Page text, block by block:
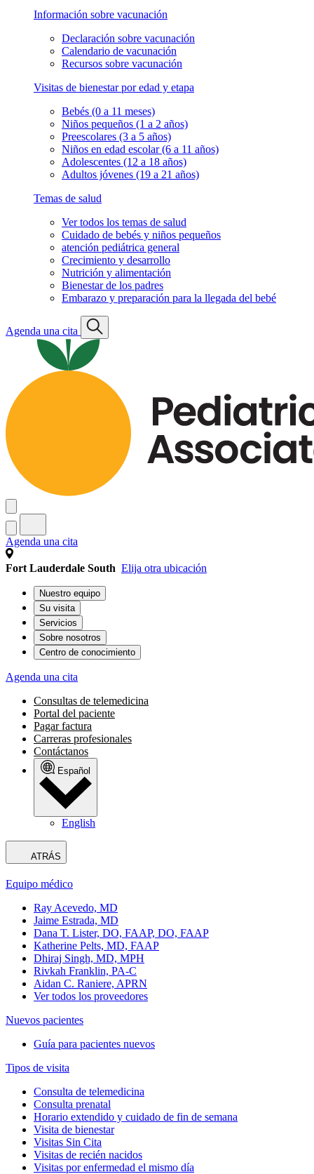
Información sobre vacunación
Declaración sobre vacunación
Calendario de vacunación
Recursos sobre vacunación
Visitas de bienestar por edad y etapa
Bebés (0 a 11 meses)
Niños pequeños (1 a 2 años)
Preescolares (3 a 5 años)
Niños en edad escolar (6 a 11 años)
Adolescentes (12 a 18 años)
Adultos jóvenes (19 a 21 años)
Temas de salud
Ver todos los temas de salud
Cuidado de bebés y niños pequeños
atención pediátrica general
Crecimiento y desarrollo
Nutrición y alimentación
Bienestar de los padres
Embarazo y preparación para la llegada del bebé
Agenda una cita
Agenda una cita
Fort Lauderdale South Elija otra ubicación
Nuestro equipo
Su visita
Servicios
Sobre nosotros
Centro de conocimiento
Agenda una cita
Consultas de telemedicina
Portal del paciente
Pagar factura
Carreras profesionales
Contáctanos
Español
English
ATRÁS
Equipo médico
Ray Acevedo, MD
Jaime Estrada, MD
Dana T. Lister, DO, FAAP, DO, FAAP
Katherine Pelts, MD, FAAP
Dhiraj Singh, MD, MPH
Rivkah Franklin, PA-C
Aidan C. Raniere, APRN
Ver todos los proveedores
Nuevos pacientes
Guía para pacientes nuevos
Tipos de visita
Consulta de telemedicina
Consulta prenatal
Horario extendido y cuidado de fin de semana
Visita de bienestar
Visitas Sin Cita
Visitas de recién nacidos
Visitas por enfermedad el mismo día